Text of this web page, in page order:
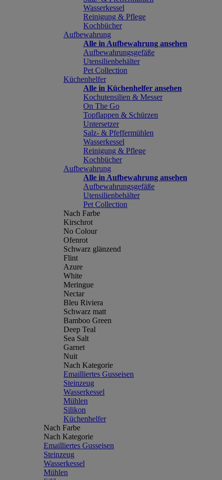
Wasserkessel
Reinigung & Pflege
Kochbücher
Aufbewahrung
Alle in Aufbewahrung ansehen
Aufbewahrungsgefäße
Utensilienbehälter
Pet Collection
Küchenhelfer
Alle in Küchenhelfer ansehen
Kochutensilien & Messer
On The Go
Topflappen & Schürzen
Untersetzer
Salz- & Pfeffermühlen
Wasserkessel
Reinigung & Pflege
Kochbücher
Aufbewahrung
Alle in Aufbewahrung ansehen
Aufbewahrungsgefäße
Utensilienbehälter
Pet Collection
Nach Farbe
Kirschrot
No Colour
Ofenrot
Schwarz glänzend
Flint
Azure
White
Meringue
Nectar
Bleu Riviera
Schwarz matt
Bamboo Green
Deep Teal
Sea Salt
Garnet
Nuit
Nach Kategorie
Emailliertes Gusseisen
Steinzeug
Wasserkessel
Mühlen
Silikon
Küchenhelfer
Nach Farbe
Nach Kategorie
Emailliertes Gusseisen
Steinzeug
Wasserkessel
Mühlen